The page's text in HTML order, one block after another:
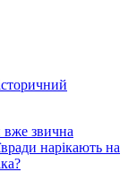
звична
нарікають на